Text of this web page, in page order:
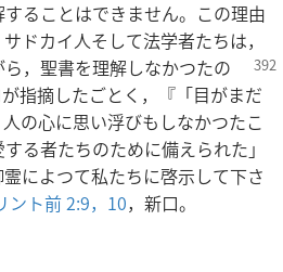
ることはできません。この理由
ドカイ人そして法学者たちは，
，聖書を理解しなかつたの
指摘したごとく，『「目がまだ
の心に思い浮びもしなかつたこ
る者たちのために備えられた」
によつて私たちに啓示して下さ
ント前 2:9，10，新口。